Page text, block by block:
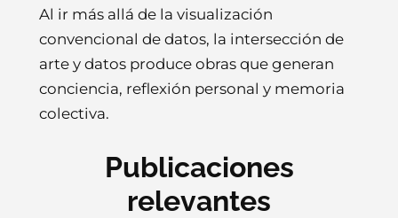
Al ir más allá de la visualización
convencional de datos, la intersección de
arte y datos produce obras que generan
conciencia, reflexión personal y memoria
colectiva.
Publicaciones
relevantes